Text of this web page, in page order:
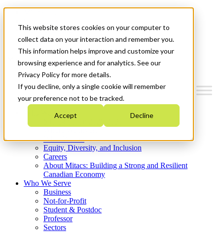
This website stores cookies on your computer to
collect data on your interaction and remember you.
This information helps improve and customize your
browsing experience and for analytics. See our
Privacy Policy for more details.
If you decline, only a single cookie will remember
your preference not to be tracked.
Accept Decline
News & Events
Get Started
Menu
Who We Are
Strategic Plan 2026-2030
What We Do
Equity, Diversity, and Inclusion
Careers
About Mitacs: Building a Strong and Resilient
Canadian Economy
Who We Serve
Business
Not-for-Profit
Student & Postdoc
Professor
Sectors